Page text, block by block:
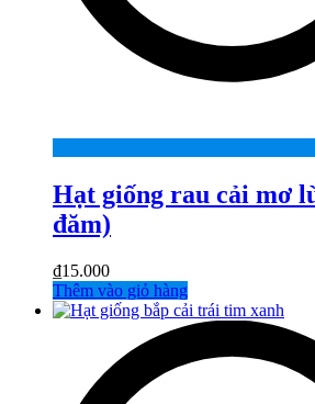
Hạt giống rau cải mơ
đăm)
₫15.000
Thêm vào giỏ hàng